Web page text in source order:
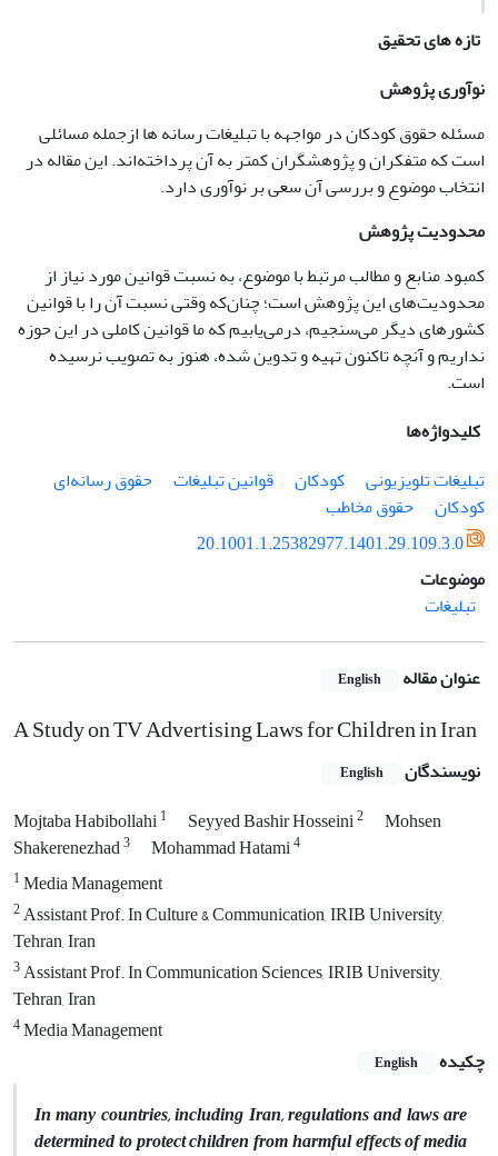
تازه های تحقیق
نوآوری پژوهش
مسئله حقوق کودکان در مواجهه با تبلیغات رسانه ها از‌جمله مسائلی
است که متفکران و پژوهشگران کمتر به آن پرداخته‌اند. این مقاله در
انتخاب موضوع و بررسی آن سعی بر نوآوری دارد.
محدودیت پژوهش
کمبود منابع و مطالب مرتبط با موضوع، به نسبت قوانین مورد نیاز از
محدودیت‌های این پژوهش است‌؛ چنان‌که وقتی نسبت آن را با قوانین
کشورهای دیگر می‌سنجیم، درمی‌یابیم که ما قوانین کاملی در این حوزه
نداریم و آنچه تاکنون تهیه و تدوین شده‌، هنوز به تصویب نرسیده
است.
کلیدواژه‌ها
تبلیغات تلویزیونی
کودکان قوانین تبلیغات
حقوق رسانه‌ای
کودکان
حقوق مخاطب
20.1001.1.25382977.1401.29.109.3.0
موضوعات
تبلیغات
عنوان مقاله English
A Study on TV Advertising Laws for Children in Iran
نویسندگان English
Mojtaba Habibollahi1 ‌Seyyed Bashir Hosseini2
Mohsen
Shakerenezhad3 Mohammad Hatami4
1Media Management
2Assistant Prof. In Culture & Communication, IRIB University,
Tehran, Iran
3Assistant Prof. In Communication Sciences, IRIB University,
Tehran, Iran
4Media Management
چکیده
English
In many countries, including Iran, regulations and laws are
determined to protect children from harmful effects of media